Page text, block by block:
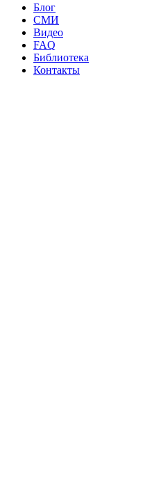
Блог
СМИ
Видео
FAQ
Библиотека
Контакты